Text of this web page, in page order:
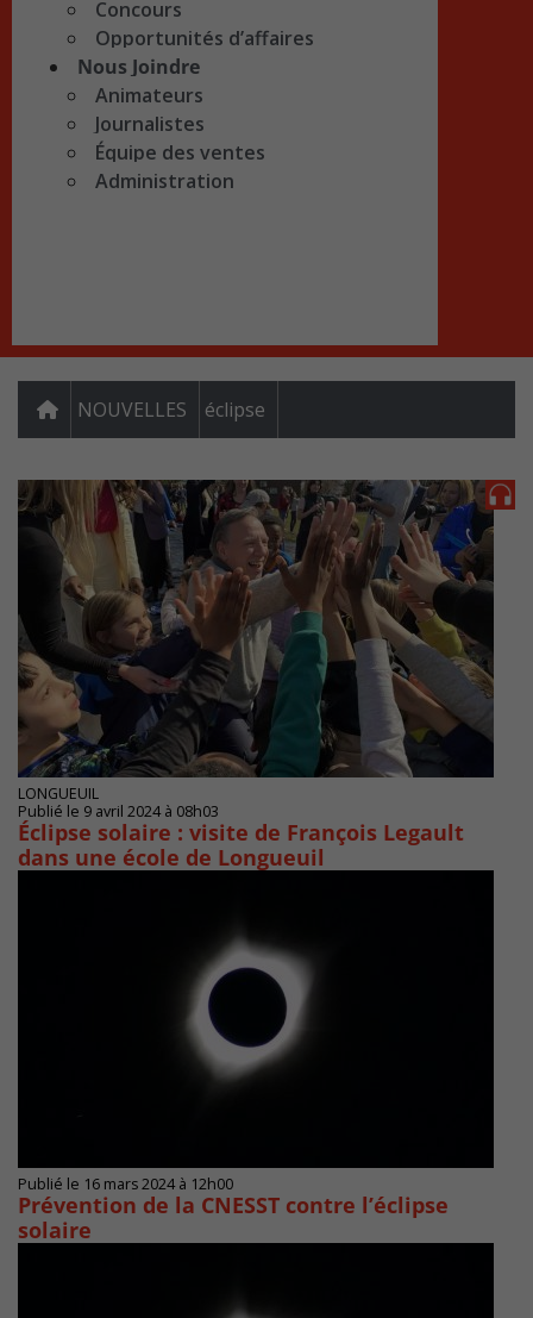
Concours
Opportunités d’affaires
Nous Joindre
Animateurs
Journalistes
Équipe des ventes
Administration
NOUVELLES éclipse
LONGUEUIL
Publié le 9 avril 2024 à 08h03
Éclipse solaire : visite de François Legault
dans une école de Longueuil
Publié le 16 mars 2024 à 12h00
Prévention de la CNESST contre l’éclipse
solaire